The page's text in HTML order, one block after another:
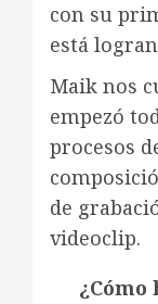
con su
está
Maik nos
empezó
procesos
de
videoclip.